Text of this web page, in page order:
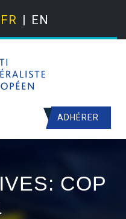
FR EN
ADHÉRER
COP